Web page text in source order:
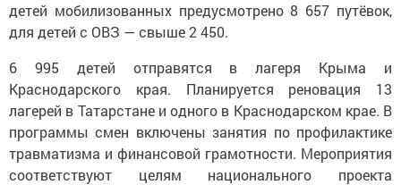
детей мобилизованных предусмотрено 8 657 путёвок,
для детей с ОВЗ — свыше 2 450.
6 995 детей отправятся в лагеря Крыма и
Краснодарского края. Планируется реновация 13
лагерей в Татарстане и одного в Краснодарском крае. В
программы смен включены занятия по профилактике
травматизма и финансовой грамотности. Мероприятия
соответствуют целям национального проекта